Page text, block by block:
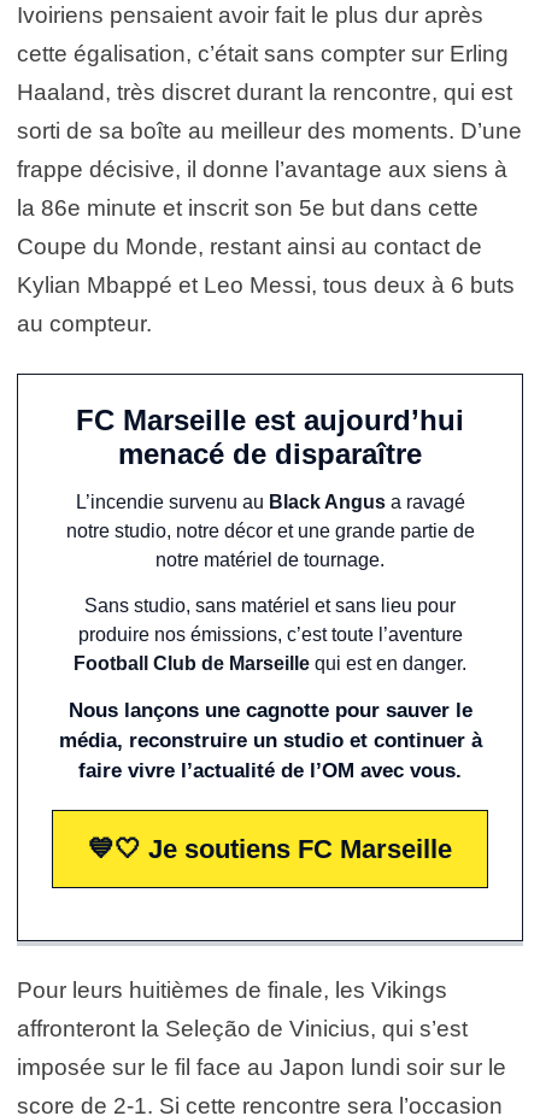
Ivoiriens pensaient avoir fait le plus dur après
cette égalisation, c’était sans compter sur Erling
Haaland, très discret durant la rencontre, qui est
sorti de sa boîte au meilleur des moments. D’une
frappe décisive, il donne l’avantage aux siens à
la 86e minute et inscrit son 5e but dans cette
Coupe du Monde, restant ainsi au contact de
Kylian Mbappé et Leo Messi, tous deux à 6 buts
au compteur.
FC Marseille est aujourd’hui
menacé de disparaître
L’incendie survenu au Black Angusa ravagé
notre studio, notre décor et une grande partie de
notre matériel de tournage.
Sans studio, sans matériel et sans lieu pour
produire nos émissions, c’est toute l’aventure
Football Club de Marseille qui est en danger.
Nous lançons une cagnotte pour sauver le
média, reconstruire un studio et continuer à
faire vivre l’actualité de l’OM avec vous.
💙🤍 Je soutiens FC Marseille
Pour leurs huitièmes de finale, les Vikings
affronteront la Seleção de Vinicius, qui s’est
imposée sur le fil face au Japon lundi soir sur le
score de 2-1. Si cette rencontre sera l’occasion